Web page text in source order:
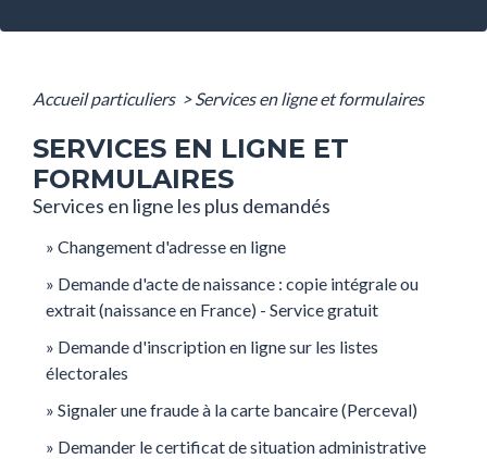
Accueil particuliers > Services en ligne et formulaires
SERVICES EN LIGNE ET
FORMULAIRES
Services en ligne les plus demandés
Changement d'adresse en ligne
Demande d'acte de naissance : copie intégrale ou
extrait (naissance en France) - Service gratuit
Demande d'inscription en ligne sur les listes
électorales
Signaler une fraude à la carte bancaire (Perceval)
Demander le certificat de situation administrative